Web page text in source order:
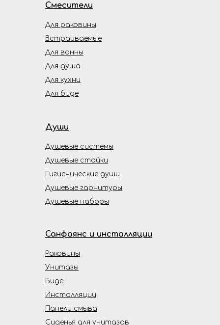
Смесители
Души
Душевые гарнитуры
Душевые наборы
Душевые системы
Гигиенические души
Встраиваемые
Для биде
Для кухни
Для ванны
Для душа
Для раковины
Душевые стойки
Инсталляции
Панели смыва
Сиденья для унитазов
Биде
Унитазы
Раковины
Санфаянс и инсталляции